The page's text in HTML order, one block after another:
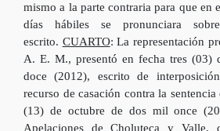
mismo a la parte contraria para que en
días hábiles se pronunciara
escrito. CUARTO: La representación
A. E. M., presentó en fecha tres (03)
doce (2012), escrito de
recurso de casación contra la
(13) de octubre de dos mil once
Apelaciones de Choluteca y Valle,